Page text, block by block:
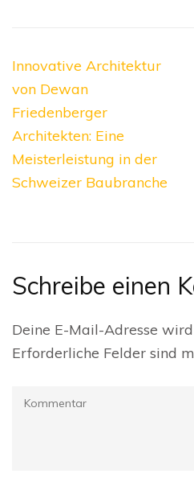
Innovative Architektur
von Dewan
Friedenberger
Architekten: Eine
Meisterleistung in der
Schweizer Baubranche
Schreibe einen
Deine E-Mail-Adresse
Erforderliche Felder sind
Kommentar